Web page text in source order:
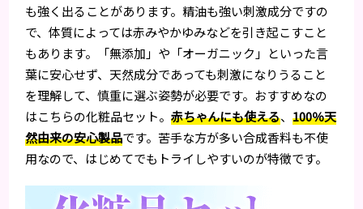
も強く出ることがあります。精油も強い刺激成分ですの
で、体質によっては赤みやかゆみなどを引き起こすこと
もあります。「無添加」や「オーガニック」といった言
葉に安心せず、天然成分であっても刺激になりうること
を理解して、慎重に選ぶ姿勢が必要です。おすすめなの
はこちらの化粧品セット。赤ちゃんにも使える、100％天
然由来の安心製品です。苦手な方が多い合成香料も不使
用なので、はじめてでもトライしやすいのが特徴です。